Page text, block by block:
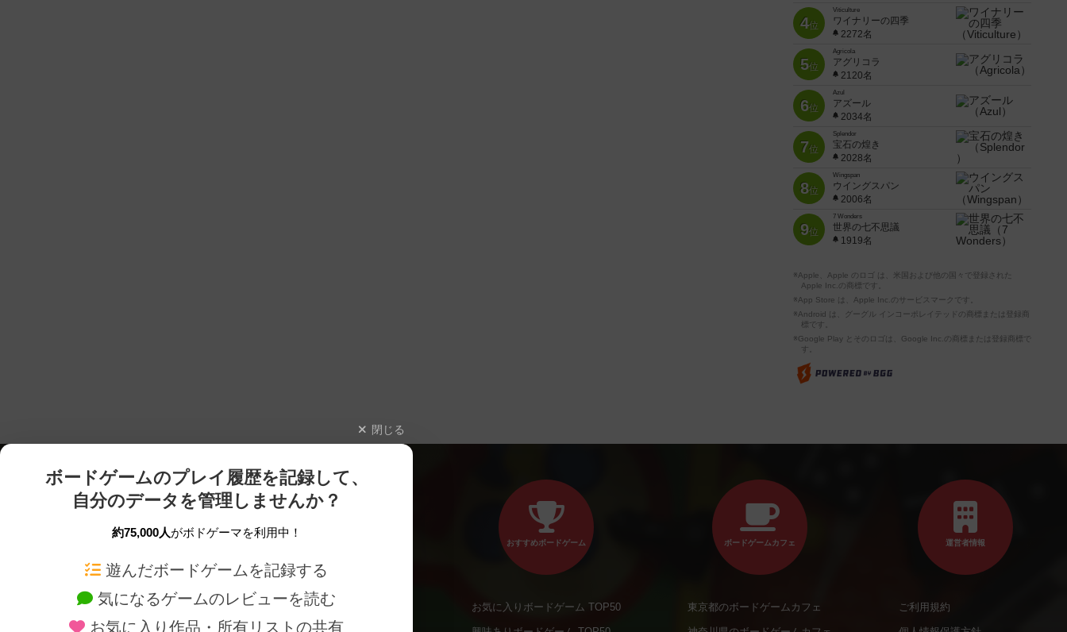
4位
Viticulture
ワイナリーの四季
2272名
5位
Agricola
アグリコラ
2120名
6位
Azul
アズール
2034名
7位
Splendor
宝石の煌き
2028名
8位
Wingspan
ウイングスパン
2006名
9位
7 Wonders
世界の七不思議
1919名
※Apple、Apple のロゴ は、米国および他の国々で登録された
Apple Inc.の商標です。
※App Store は、Apple Inc.のサービスマークです。
※Android は、グーグル インコーポレイテッドの商標または登録商
標です。
※Google Play とそのロゴは、Google Inc.の商標または登録商標で
す。
閉じる
ボードゲームのプレイ履歴を記録して、
自分のデータを管理しませんか？
約75,000人がボドゲーマを利用中！
遊んだボードゲームを記録する
気になるゲームのレビューを読む
お気に入り作品・所有リストの共有
ボードゲームを検索する 新作・再入荷情報
おすすめボードゲーム
お気に入りボードゲーム TOP50
ボードゲームカフェ
東京都のボードゲームカフェ
運営者情報
ご利用規約